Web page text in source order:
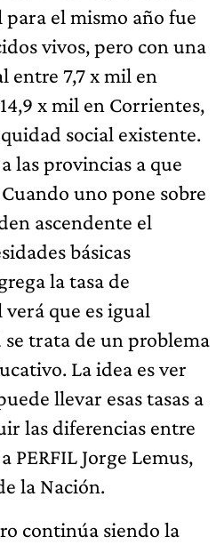
el mismo año fue
vivos, pero con una
entre 7,7 x mil en
x mil en Corrientes,
social existente.
las provincias a que
uno pone sobre
ascendente el
básicas
la tasa de
que es igual
trata de un problema
La idea es ver
llevar esas tasas a
las diferencias entre
PERFIL Jorge Lemus,
la Nación.
continúa siendo la